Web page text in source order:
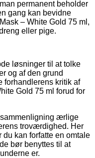
permanent beholder
gang kan bevidne
– White Gold 75 ml,
eller pige.
løsninger til at tolke
og af den grund
forhandlerens kritik af
Gold 75 ml forud for
ærlige
troværdighed. Her
du kan forfatte en omtale
bør benyttes til at
er.